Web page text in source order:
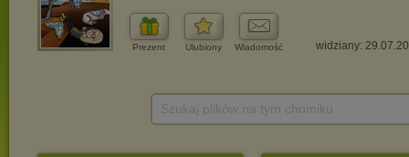
Prezent Ulubiony Wiadomość widziany: